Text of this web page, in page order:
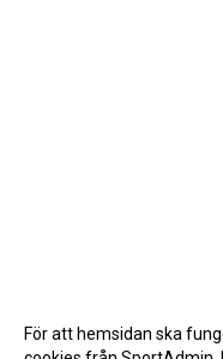
För att hemsidan ska